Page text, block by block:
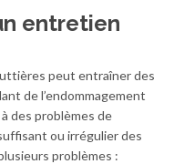
entretien
peut entraîner des
de l’endommagement
des problèmes de
ou irrégulier des
problèmes :